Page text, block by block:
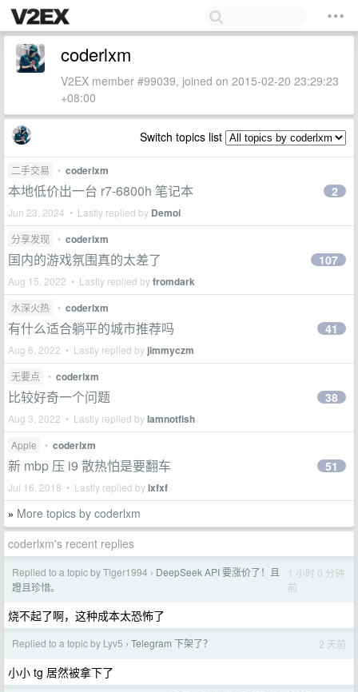
coderlxm
V2EX member #99039, joined on 2015-02-20 23:29:23
+08:00
Switch topics list
二手交易 • coderlxm
本地低价出一台 r7-6800h 笔记本
Jun 23, 2024 • Lastly replied by Demoi
2
分享发现 • coderlxm
国内的游戏氛围真的太差了
Aug 15, 2022 • Lastly replied byfromdark
107
水深火热 • coderlxm
有什么适合躺平的城市推荐吗
Aug 6, 2022 • Lastly replied by jimmyczm
41
无要点 • coderlxm
比较好奇一个问题
Aug 3, 2022 • Lastly replied byIamnotfish
38
Apple • coderlxm
新 mbp 压 i9 散热怕是要翻车
Jul 16, 2018 • Lastly replied bylxfxf
51
» More topics by coderlxm
coderlxm's recent replies
Replied to a topic by Tiger1994 › DeepSeek API 要涨价了！且
蹬且珍惜。
1 小时 0 分钟
前
烧不起了啊，这种成本太恐怖了
Replied to a topic by Lyv5 › Telegram 下架了？ 2 天前
小小 tg 居然被拿下了